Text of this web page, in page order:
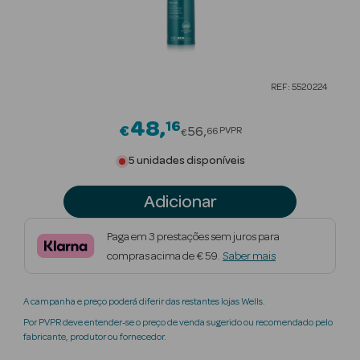
Beauty Season
Beauty Season
Nutricosmética
Perfumes
Beauty Season
REF: 5520224
€48 16Price reduced from
€56 66 PVPR
5 unidades disponíveis
Adicionar
Paga em 3 prestações sem juros para
compras acima de € 59. Saber mais
A campanha e preço poderá diferir das restantes lojas Wells.
Por PVPR deve entender-se o preço de venda sugerido ou recomendado pelo
fabricante, produtor ou fornecedor.